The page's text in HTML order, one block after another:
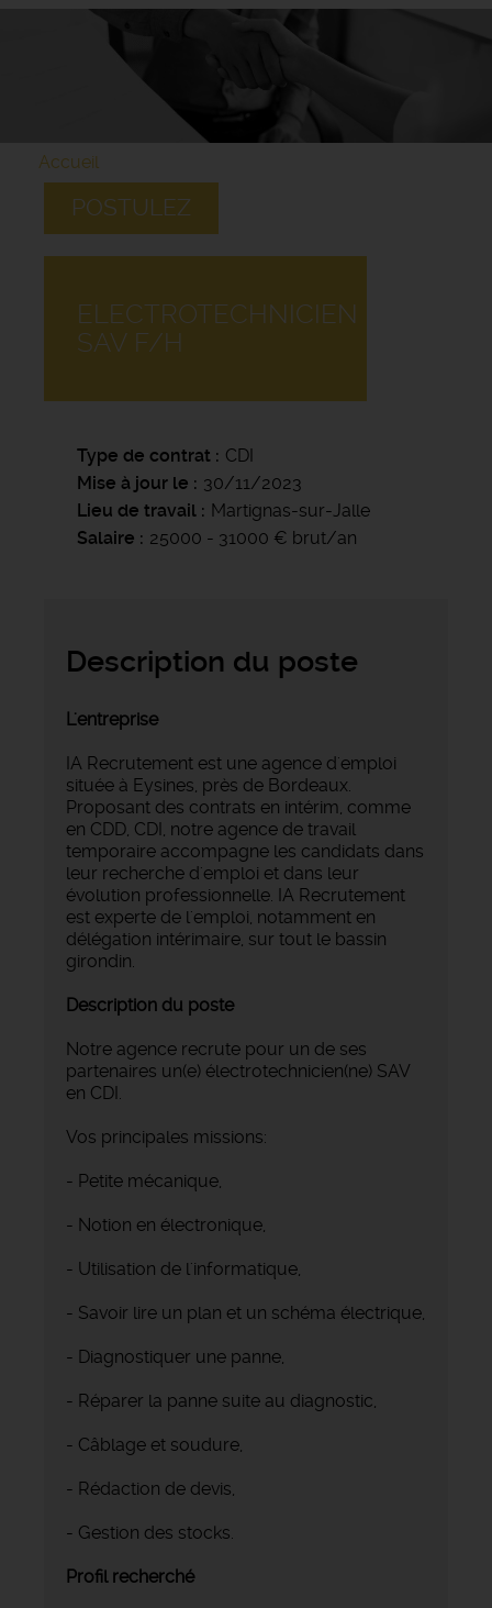
Accueil
POSTULEZ
ELECTROTECHNICIEN
SAV F/H
Type de contrat
CDI
Mise à jour le
30/11/2023
Lieu de travail
Martignas-sur-Jalle
Salaire
25000 - 31000 € brut/an
Description du poste
L'entreprise
IA Recrutement est une agence d'emploi
située à Eysines, près de Bordeaux.
Proposant des contrats en intérim, comme
en CDD, CDI, notre agence de travail
temporaire accompagne les candidats dans
leur recherche d'emploi et dans leur
évolution professionnelle. IA Recrutement
est experte de l'emploi, notamment en
délégation intérimaire, sur tout le bassin
girondin.
Description du poste
Notre agence recrute pour un de ses
partenaires un(e) électrotechnicien(ne) SAV
en CDI.
Vos principales missions:
- Petite mécanique,
- Notion en électronique,
- Utilisation de l'informatique,
- Savoir lire un plan et un schéma électrique,
- Diagnostiquer une panne,
- Réparer la panne suite au diagnostic,
- Câblage et soudure,
- Rédaction de devis,
- Gestion des stocks.
Profil recherché